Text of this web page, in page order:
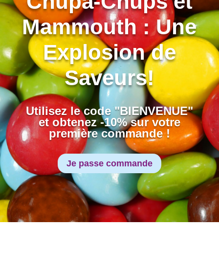
Mammouth : Une
Explosion de
Saveurs!
Utilisez le code "BIENVENUE"
et obtenez -10% sur votre
première commande !
Je passe commande